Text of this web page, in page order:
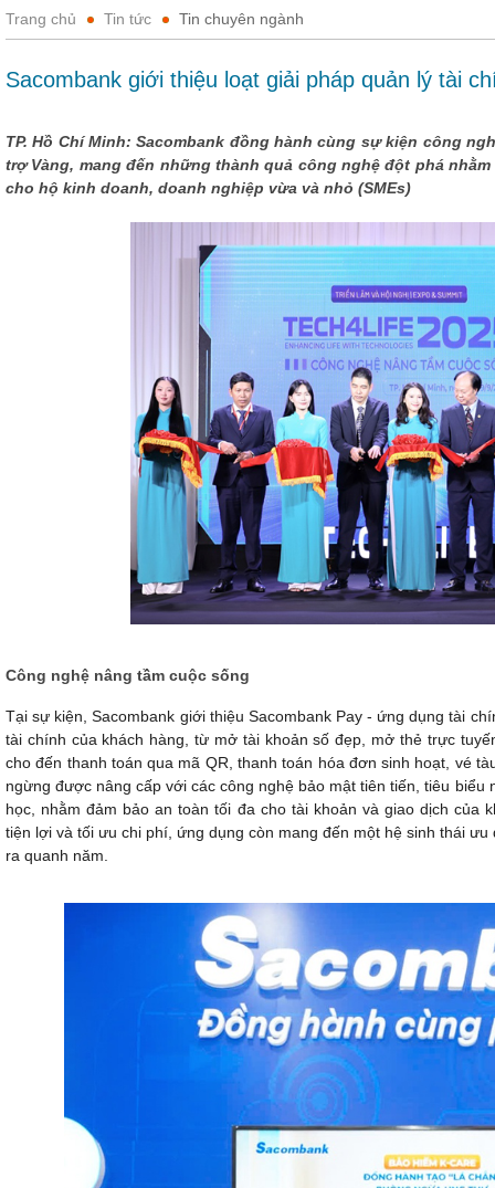
Trang chủ Tin tức Tin chuyên ngành
Sacombank giới thiệu loạt giải pháp quản lý tài
TP. Hồ Chí Minh: Sacombank đồng hành cùng sự kiện công
trợ Vàng, mang đến những thành quả công nghệ đột phá
cho hộ kinh doanh, doanh nghiệp vừa và nhỏ (SMEs)
Công nghệ nâng tầm cuộc sống
Tại sự kiện, Sacombank giới thiệu Sacombank Pay - ứng dụng tài
tài chính của khách hàng, từ mở tài khoản số đẹp, mở thẻ trực
cho đến thanh toán qua mã QR, thanh toán hóa đơn sinh hoạt, vé
ngừng được nâng cấp với các công nghệ bảo mật tiên tiến, tiêu
học, nhằm đảm bảo an toàn tối đa cho tài khoản và giao dịch của
tiện lợi và tối ưu chi phí, ứng dụng còn mang đến một hệ sinh thái
ra quanh năm.